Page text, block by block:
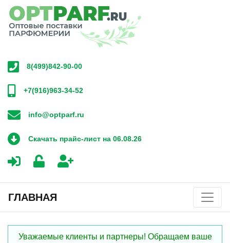
8(499)842-90-00
+7(916)963-34-52
info@optparf.ru
Скачать прайс-лист на 06.08.26
ГЛАВНАЯ
Уважаемые клиенты и партнеры! Обращаем ваше